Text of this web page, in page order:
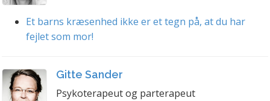
Et barns kræsenhed ikke er et tegn på, at du har
fejlet som mor!
Gitte Sander
Psykoterapeut og parterapeut